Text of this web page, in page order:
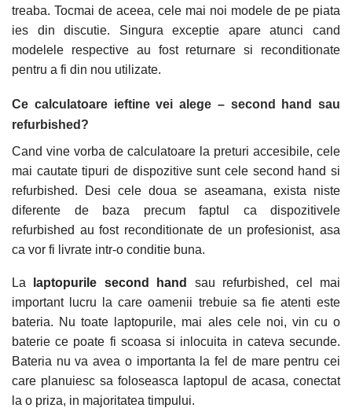
treaba. Tocmai de aceea, cele mai noi modele de pe piata
ies din discutie. Singura exceptie apare atunci cand
modelele respective au fost returnare si reconditionate
pentru a fi din nou utilizate.
Ce calculatoare ieftine vei alege – second hand sau
refurbished?
Cand vine vorba de calculatoare la preturi accesibile, cele
mai cautate tipuri de dispozitive sunt cele second hand si
refurbished. Desi cele doua se aseamana, exista niste
diferente de baza precum faptul ca dispozitivele
refurbished au fost reconditionate de un profesionist, asa
ca vor fi livrate intr-o conditie buna.
La laptopurile second hand
sau refurbished, cel mai
important lucru la care oamenii trebuie sa fie atenti este
bateria. Nu toate laptopurile, mai ales cele noi, vin cu o
baterie ce poate fi scoasa si inlocuita in cateva secunde.
Bateria nu va avea o importanta la fel de mare pentru cei
care planuiesc sa foloseasca laptopul de acasa, conectat
la o priza, in majoritatea timpului.